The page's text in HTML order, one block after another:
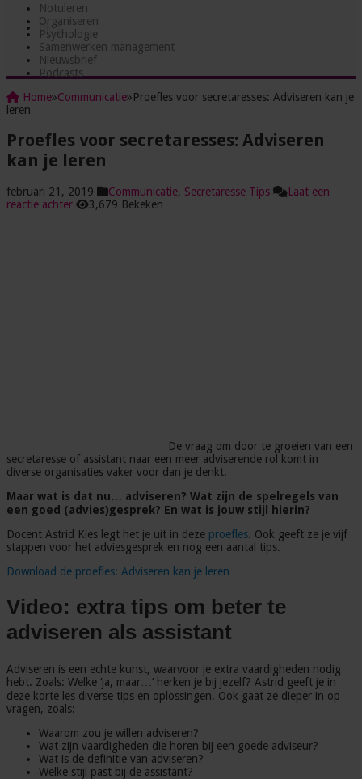
Blog
Notuleren
Organiseren
Psychologie
Samenwerken management
Nieuwsbrief
Podcasts
Home»Communicatie»Proefles voor secretaresses: Adviseren kan je
leren
Proefles voor secretaresses: Adviseren
kan je leren
februari 21, 2019 Communicatie, Secretaresse Tips
Laat een
reactie achter
3,679 Bekeken
De vraag om door te groeien van een
secretaresse of assistant naar een meer adviserende rol komt in
diverse organisaties vaker voor dan je denkt.
Maar wat is dat nu… adviseren? Wat zijn de spelregels van
een goed (advies)gesprek? En wat is jouw stijl hierin?
Docent Astrid Kies legt het je uit in deze proefles. Ook geeft ze je vijf
stappen voor het adviesgesprek en nog een aantal tips.
Download de proefles: Adviseren kan je leren
Video: extra tips om beter te
adviseren als assistant
Adviseren is een echte kunst, waarvoor je extra vaardigheden nodig
hebt. Zoals: Welke ‘ja, maar…’ herken je bij jezelf? Astrid geeft je in
deze korte les diverse tips en oplossingen. Ook gaat ze dieper in op
vragen, zoals:
Waarom zou je willen adviseren?
Wat zijn vaardigheden die horen bij een goede adviseur?
Wat is de definitie van adviseren?
Welke stijl past bij de assistant?